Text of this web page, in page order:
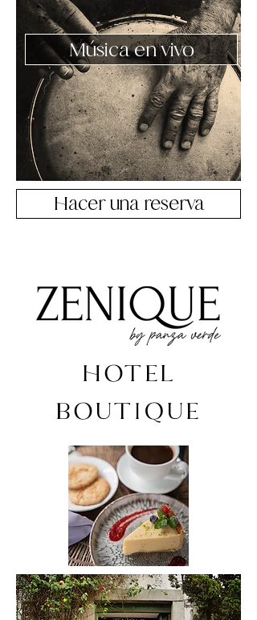
Música en vivo
Hacer una reserva
HOTEL
BOUTIQUE